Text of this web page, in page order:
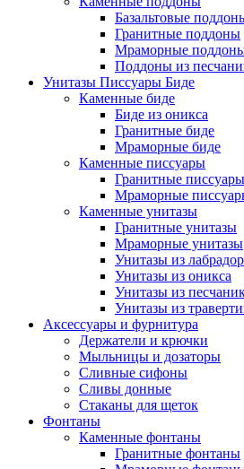
Базальтовые
Гранитные поддоны
Мраморные
Поддоны из
Унитазы Писсуары Биде
Каменные биде
Биде из оникса
Гранитные биде
Мраморные биде
Каменные писсуары
Гранитные писсуары
Мраморные
Каменные унитазы
Гранитные унитазы
Мраморные унитазы
Унитазы из
Унитазы из оникса
Унитазы из
Унитазы из
Аксессуары и фурнитура
Держатели и крючки
Мыльницы и дозаторы
Сливные сифоны
Сливы донные
Стаканы для щеток
Фонтаны
Каменные фонтаны
Гранитные фонтаны